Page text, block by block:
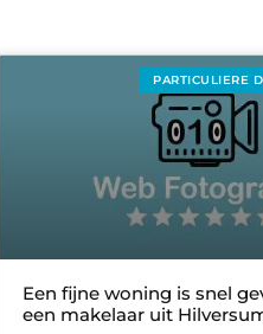
PARTICULIERE
Een fijne woning is snel
een makelaar uit